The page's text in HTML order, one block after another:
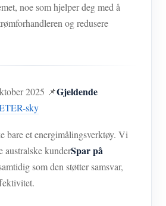
noe som hjelper deg med å
og redusere
2025 📌Gjeldende
sky
et energimålingsverktøy. Vi
australske kunderSpar på
som den støtter samsvar,